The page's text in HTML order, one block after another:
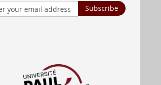
Subscribe